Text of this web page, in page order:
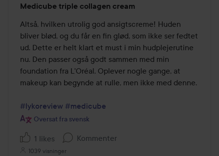
5
ud
af
5
Medicube triple collagen cream
Altså, hvilken utrolig god ansigtscreme! Huden
bliver blød, og du får en fin glød, som ikke ser fedtet
ud. Dette er helt klart et must i min hudplejerutine
nu. Den passer også godt sammen med min
foundation fra L'Oréal. Oplever nogle gange, at
makeup kan begynde at rulle, men ikke med denne.
#lykoreview #medicube
Oversat fra svensk
1 likes Kommenter
1039 visninger